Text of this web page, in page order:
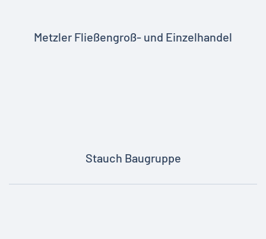
Metzler Fließengroß- und Einzelhandel
Stauch Baugruppe